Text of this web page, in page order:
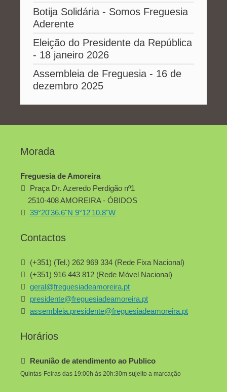
Botija Solidária - Somos Freguesia
Aderente
Eleição do Presidente da República
- 18 janeiro 2026
Assembleia de Freguesia - 16 de
dezembro 2025
Morada
Freguesia de Amoreira
Praça Dr. Azeredo Perdigão nº1
2510-408 AMOREIRA - ÓBIDOS
39°20'36.6"N 9°12'10.8"W
Contactos
(+351) (Tel.) 262 969 334 (Rede Fixa Nacional)
(+351) 916 443 812 (Rede Móvel Nacional)
geral@freguesiadeamoreira.pt
presidente@freguesiadeamoreira.pt
assembleia.presidente@freguesiadeamoreira.pt
Horários
Reunião de atendimento ao Publico
Quintas-Feiras das 19:00h às 20h:30m sujeito a marcação